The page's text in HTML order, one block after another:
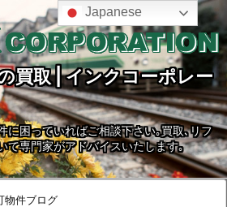
買取 | インクコーポレー
に困っていればご相談下さい｡買取､リフ
て専門家がアドバイスいたします｡
物件ブログ
Japanese